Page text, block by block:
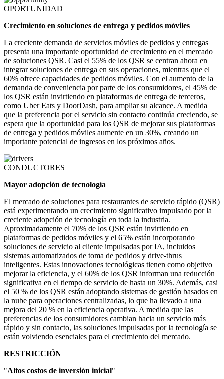
OPORTUNIDAD
Crecimiento en soluciones de entrega y pedidos móviles
La creciente demanda de servicios móviles de pedidos y entregas
presenta una importante oportunidad de crecimiento en el mercado
de soluciones QSR. Casi el 55% de los QSR se centran ahora en
integrar soluciones de entrega en sus operaciones, mientras que el
60% ofrece capacidades de pedidos móviles. Con el aumento de la
demanda de conveniencia por parte de los consumidores, el 45% de
los QSR están invirtiendo en plataformas de entrega de terceros,
como Uber Eats y DoorDash, para ampliar su alcance. A medida
que la preferencia por el servicio sin contacto continúa creciendo, se
espera que la oportunidad para los QSR de mejorar sus plataformas
de entrega y pedidos móviles aumente en un 30%, creando un
importante potencial de ingresos en los próximos años.
CONDUCTORES
Mayor adopción de tecnología
El mercado de soluciones para restaurantes de servicio rápido (QSR)
está experimentando un crecimiento significativo impulsado por la
creciente adopción de tecnología en toda la industria.
Aproximadamente el 70% de los QSR están invirtiendo en
plataformas de pedidos móviles y el 65% están incorporando
soluciones de servicio al cliente impulsadas por IA, incluidos
sistemas automatizados de toma de pedidos y drive-thrus
inteligentes. Estas innovaciones tecnológicas tienen como objetivo
mejorar la eficiencia, y el 60% de los QSR informan una reducción
significativa en el tiempo de servicio de hasta un 30%. Además, casi
el 50 % de los QSR están adoptando sistemas de gestión basados ​​en
la nube para operaciones centralizadas, lo que ha llevado a una
mejora del 20 % en la eficiencia operativa. A medida que las
preferencias de los consumidores cambian hacia un servicio más
rápido y sin contacto, las soluciones impulsadas por la tecnología se
están volviendo esenciales para el crecimiento del mercado.
RESTRICCIÓN
"Altos costos de inversión inicial"